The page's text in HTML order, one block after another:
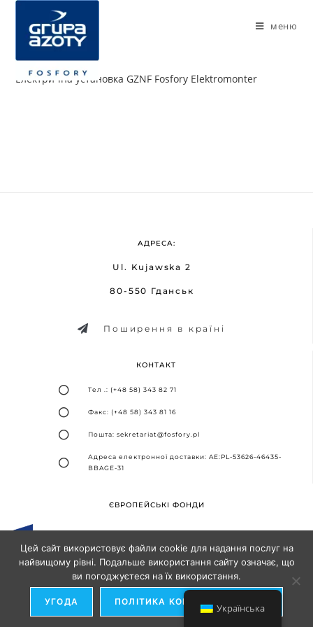
меню
Електрична установка GZNF Fosfory Elektromonter
АДРЕСА:
Ul. Kujawska 2
80-550 Гданськ
Поширення в країні
КОНТАКТ
Тел .: (+48 58) 343 82 71
Факс: (+48 58) 343 81 16
Пошта: sekretariat@fosfory.pl
Адреса електронної доставки: AE:PL-53626-46435-
BBAGE-31
ЄВРОПЕЙСЬКІ ФОНДИ
Дизайн та впровадження - Агентство SEO-партнерів
Українська
Цей сайт використовує файли cookie для надання послуг на
найвищому рівні. Подальше використання сайту означає, що
ви погоджуєтеся на їх використання.
УГОДА ПОЛІТИКА КОНФІДЕНЦІЙНОСТІ